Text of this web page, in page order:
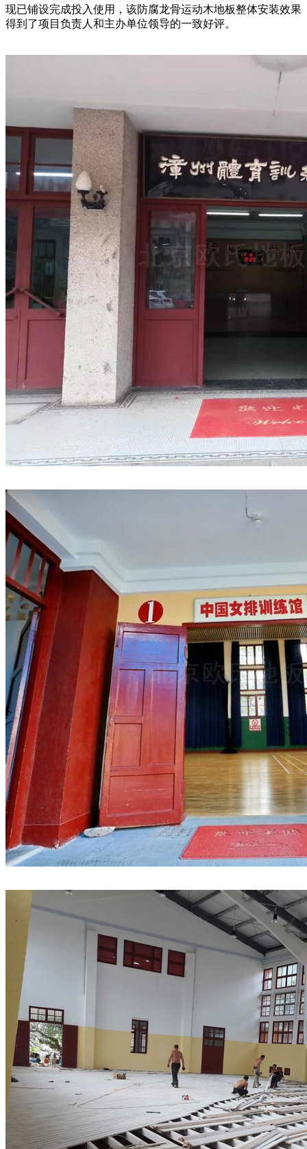
现已铺设完成投入使用，该防腐龙骨运动木地板整体安装效果
得到了项目负责人和主办单位领导的一致好评。